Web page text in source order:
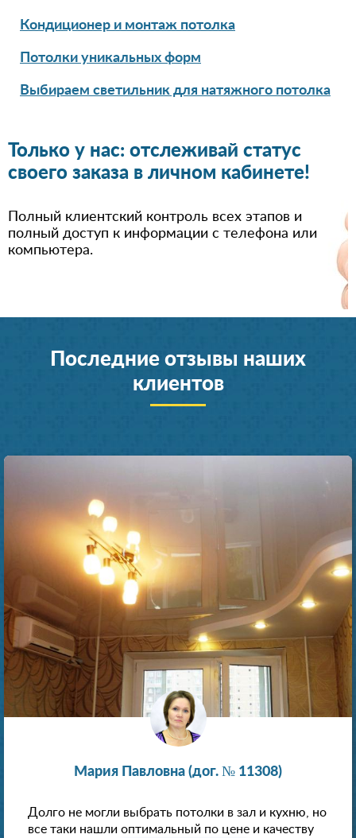
Кондиционер и монтаж потолка
Потолки уникальных форм
Выбираем светильник для натяжного потолка
Только у нас: отслеживай статус
своего заказа в личном кабинете!
Полный клиентский контроль всех этапов и
полный доступ к информации с телефона или
компьютера.
Последние отзывы наших
клиентов
Мария Павловна (дог. № 11308)
Долго не могли выбрать потолки в зал и кухню, но
все таки нашли оптимальный по цене и качеству